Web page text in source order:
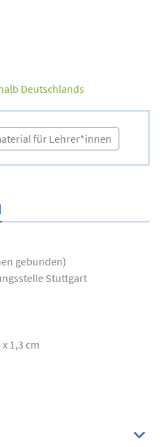
Deutschlands
für Lehrer*innen
gebunden)
Stuttgart
x 1,3 cm